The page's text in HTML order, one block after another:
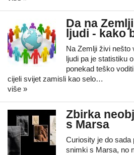
Da na
ljudi - kako
Na Zemlji živi nešto
ljudi pa je statistiku
ponekad teško
cijeli svijet zamisli kao selo…
više »
Zbirka
s Marsa
Curiosity je do sada
snimki s Marsa, no